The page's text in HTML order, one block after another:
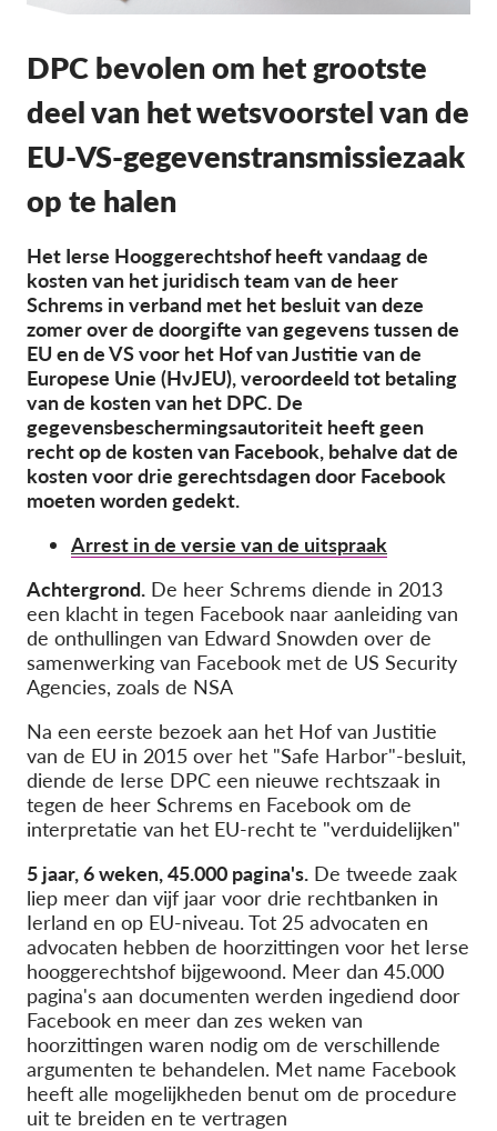
OnionShare
Media
Contact
GDPRhub
DPC bevolen om het grootste
deel van het wetsvoorstel van de
EU-VS-gegevenstransmissiezaak
op te halen
Het Ierse Hooggerechtshof heeft vandaag de
kosten van het juridisch team van de heer
Schrems in verband met het besluit van deze
zomer over de doorgifte van gegevens tussen de
EU en de VS voor het Hof van Justitie van de
Europese Unie (HvJEU), veroordeeld tot betaling
van de kosten van het DPC. De
gegevensbeschermingsautoriteit heeft geen
recht op de kosten van Facebook, behalve dat de
kosten voor drie gerechtsdagen door Facebook
moeten worden gedekt.
Arrest in de versie van de uitspraak
Achtergrond. De heer Schrems diende in 2013
een klacht in tegen Facebook naar aanleiding van
de onthullingen van Edward Snowden over de
samenwerking van Facebook met de US Security
Agencies, zoals de NSA
Na een eerste bezoek aan het Hof van Justitie
van de EU in 2015 over het "Safe Harbor"-besluit,
diende de Ierse DPC een nieuwe rechtszaak in
tegen de heer Schrems en Facebook om de
interpretatie van het EU-recht te "verduidelijken"
5 jaar, 6 weken, 45.000 pagina's. De tweede zaak
liep meer dan vijf jaar voor drie rechtbanken in
Ierland en op EU-niveau. Tot 25 advocaten en
advocaten hebben de hoorzittingen voor het Ierse
hooggerechtshof bijgewoond. Meer dan 45.000
pagina's aan documenten werden ingediend door
Facebook en meer dan zes weken van
hoorzittingen waren nodig om de verschillende
argumenten te behandelen. Met name Facebook
heeft alle mogelijkheden benut om de procedure
uit te breiden en te vertragen